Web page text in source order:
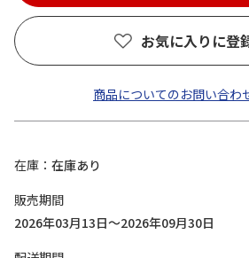
お気に入りに登
商品についてのお問い合わ
在庫
在庫あり
販売期間
2026年03月13日～2026年09月30日